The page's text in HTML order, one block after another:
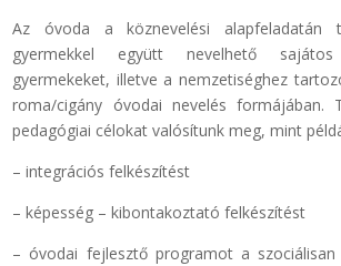
Az óvoda a köznevelési
gyermekkel együtt nevelhető
gyermekeket, illetve a nemzetiséghez
roma/cigány óvodai nevelés formájában.
pedagógiai célokat valósítunk meg, mint
– integrációs felkészítést
– képesség – kibontakoztató felkészítést
– óvodai fejlesztő programot a